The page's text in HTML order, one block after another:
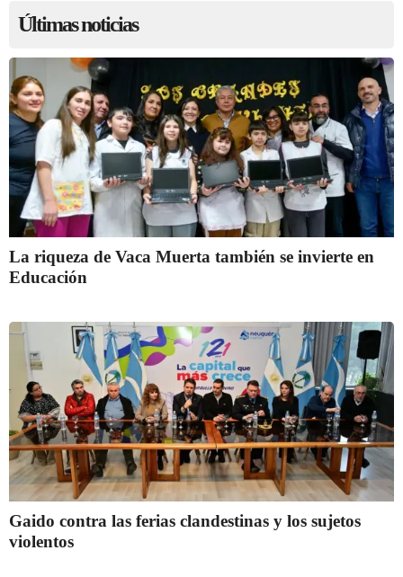
Últimas noticias
La riqueza de Vaca Muerta también se invierte en
Educación
Gaido contra las ferias clandestinas y los sujetos
violentos